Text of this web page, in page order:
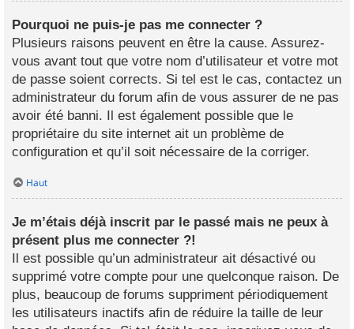
Pourquoi ne puis-je pas me connecter ?
Plusieurs raisons peuvent en être la cause. Assurez-
vous avant tout que votre nom d’utilisateur et votre mot
de passe soient corrects. Si tel est le cas, contactez un
administrateur du forum afin de vous assurer de ne pas
avoir été banni. Il est également possible que le
propriétaire du site internet ait un problème de
configuration et qu’il soit nécessaire de la corriger.
Haut
Je m’étais déjà inscrit par le passé mais ne peux à
présent plus me connecter ?!
Il est possible qu’un administrateur ait désactivé ou
supprimé votre compte pour une quelconque raison. De
plus, beaucoup de forums suppriment périodiquement
les utilisateurs inactifs afin de réduire la taille de leur